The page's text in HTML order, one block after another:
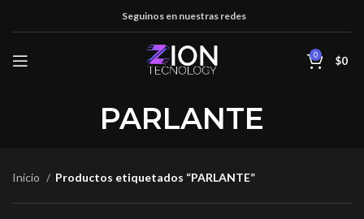
Seguinos en nuestras redes
0 $0
PARLANTE
Inicio Productos etiquetados “PARLANTE”